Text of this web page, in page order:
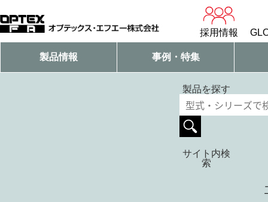
採用情報
製品情報 事例・特集
製品を探す
サイト内検
索